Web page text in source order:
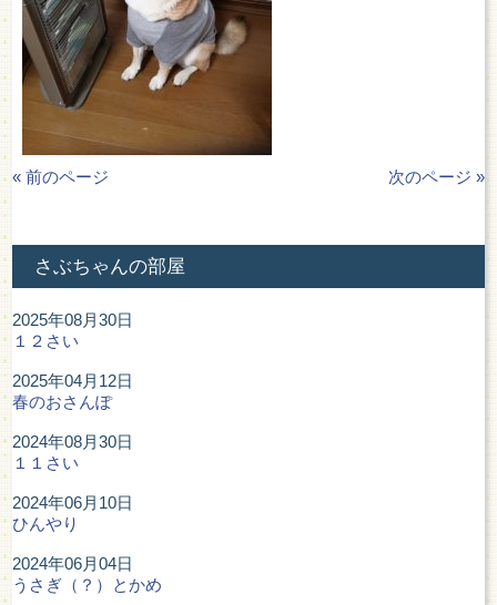
« 前のページ 次のページ »
さぶちゃんの部屋
2025年08月30日
１２さい
2025年04月12日
春のおさんぽ
2024年08月30日
１１さい
2024年06月10日
ひんやり
2024年06月04日
うさぎ（？）とかめ